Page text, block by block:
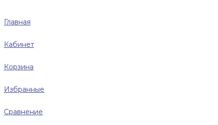
Главная
Кабинет
Корзина
Избранные
Сравнение